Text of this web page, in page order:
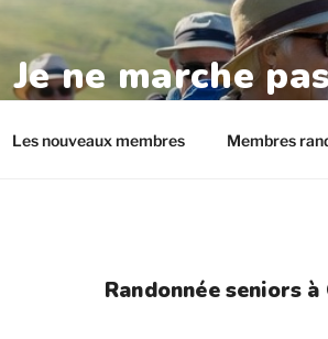
Je ne marche
Les nouveaux membres Membres
Randonnée seniors